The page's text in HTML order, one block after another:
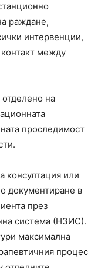
раждане,
интервенции,
между
на
проследимост
консултация или
документиране в
през
система (НЗИС).
максимална
процес